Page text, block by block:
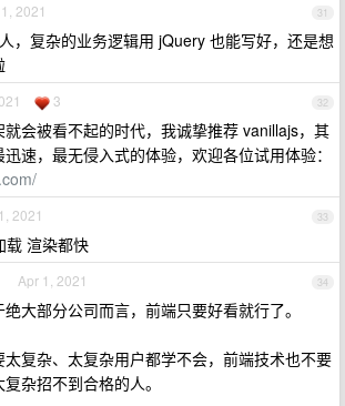
31
2021
，复杂的业务逻辑用 jQuery 也能写好，还是想
32
3
会被看不起的时代，我诚挚推荐 vanillajs，其
速，最无侵入式的体验，欢迎各位试用体验：
33
2021
载 渲染都快
34
Apr 1, 2021
大部分公司而言，前端只要好看就行了。
太复杂、太复杂用户都学不会，前端技术也不要
杂招不到合格的人。